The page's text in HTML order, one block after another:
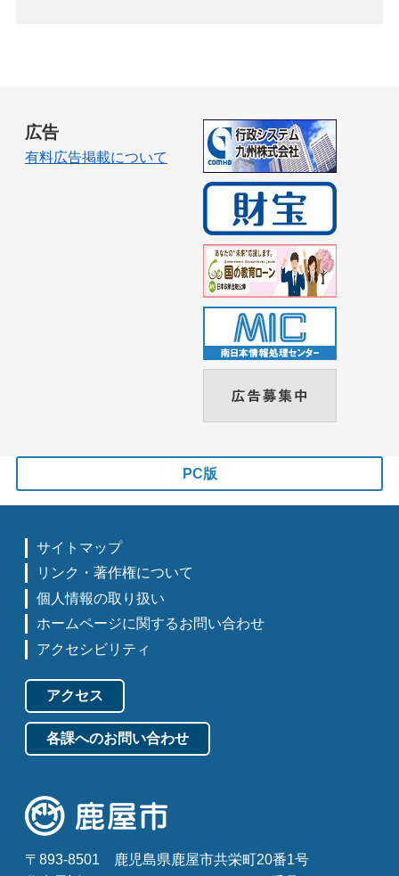
広告
有料広告掲載について
PC版
サイトマップ
リンク・著作権について
個人情報の取り扱い
ホームページに関するお問い合わせ
アクセシビリティ
アクセス
各課へのお問い合わせ
〒893-8501
鹿児島県鹿屋市共栄町20番1号